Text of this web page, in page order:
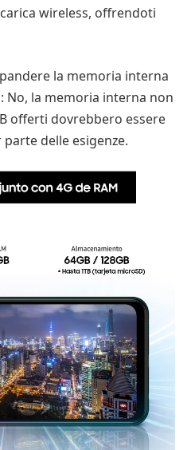
wireless, offrendoti
la memoria interna
: No, la memoria interna non
offerti dovrebbero essere
delle esigenze.